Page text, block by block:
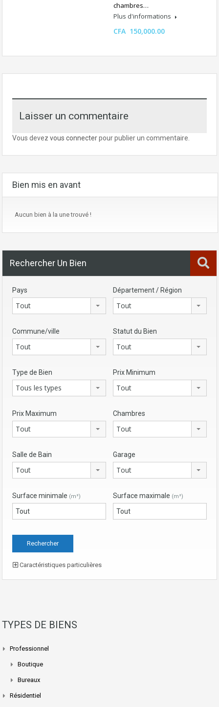
chambres…
Plus d'informations
CFA 150,000.00
Laisser un commentaire
Vous devez vous connecterpour publier un commentaire.
Bien mis en avant
Aucun bien à la une trouvé !
Rechercher Un Bien
Pays
Tout
Département / Région
Tout
Commune/ville
Tout
Statut du Bien
Tout
Type de Bien
Tous les types
Prix Minimum
Tout
Prix Maximum
Tout
Chambres
Tout
Salle de Bain
Tout
Garage
Tout
Surface minimale (m²) Surface maximale (m²)
Caractéristiques particulières
TYPES DE BIENS
Professionnel
Boutique
Bureaux
Résidentiel